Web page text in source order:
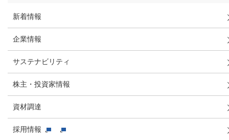
新着情報
企業情報
サステナビリティ
株主・投資家情報
資材調達
採用情報